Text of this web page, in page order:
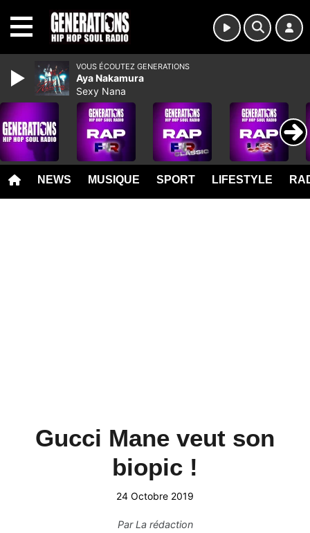
NEWS MUSIQUE SPORT LIFESTYLE
Gucci Mane veut son
biopic !
24 Octobre 2019
ParLa rédaction
VOUS ÉCOUTEZ GENERATIONS
Aya Nakamura
Sexy Nana